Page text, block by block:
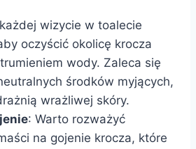
wizycie w toalecie
oczyścić okolicę krocza
wody. Zaleca się
środków myjących,
wrażliwej skóry.
: Warto rozważyć
na gojenie krocza, które